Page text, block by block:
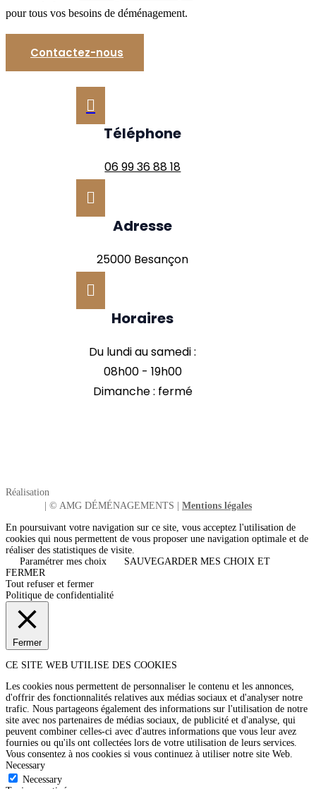
pour tous vos besoins de déménagement.
Contactez-nous

Téléphone
06 99 36 88 18

Adresse
25000 Besançon

Horaires
Du lundi au samedi :
08h00 - 19h00
Dimanche : fermé
Réalisation
| © AMG DÉMÉNAGEMENTS | Mentions légales
En poursuivant votre navigation sur ce site, vous acceptez l'utilisation de
cookies qui nous permettent de vous proposer une navigation optimale et de
réaliser des statistiques de visite.
Paramétrer mes choix
SAUVEGARDER MES CHOIX ET
FERMER
Tout refuser et fermer
Politique de confidentialité
Fermer
CE SITE WEB UTILISE DES COOKIES
Les cookies nous permettent de personnaliser le contenu et les annonces,
d'offrir des fonctionnalités relatives aux médias sociaux et d'analyser notre
trafic. Nous partageons également des informations sur l'utilisation de notre
site avec nos partenaires de médias sociaux, de publicité et d'analyse, qui
peuvent combiner celles-ci avec d'autres informations que vous leur avez
fournies ou qu'ils ont collectées lors de votre utilisation de leurs services.
Vous consentez à nos cookies si vous continuez à utiliser notre site Web.
Necessary
Necessary